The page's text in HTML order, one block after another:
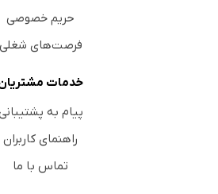
حریم خصوصی
فرصت‌های شغلی
خدمات
پیام به
راهنمای کاربران
تماس با ما